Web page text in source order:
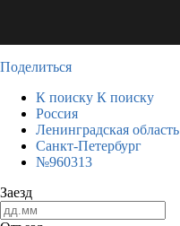
Поделиться
К поиску К поиску
Россия
Ленинградская область
Санкт-Петербург
№960313
Заезд